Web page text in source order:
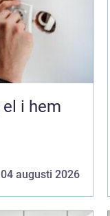
04 augusti 2026